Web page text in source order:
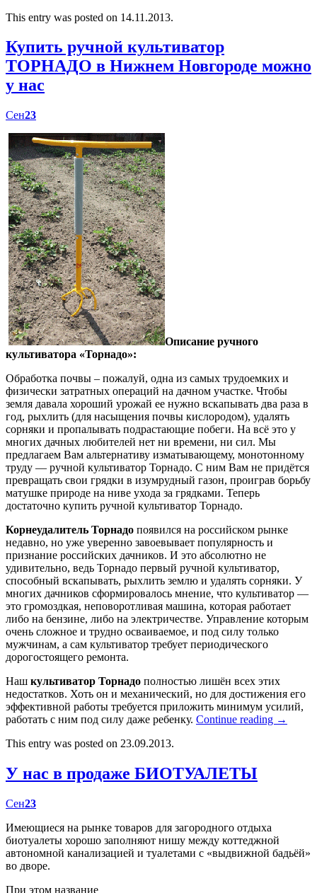
This entry was posted on 14.11.2013.
Купить ручной культиватор
ТОРНАДО в Нижнем Новгороде можно
у нас
Сен23
Описание ручного
культиватора «Торнадо»:
Обработка почвы – пожалуй, одна из самых трудоемких и
физически затратных операций на дачном участке. Чтобы
земля давала хороший урожай ее нужно вскапывать два раза в
год, рыхлить (для насыщения почвы кислородом), удалять
сорняки и пропалывать подрастающие побеги. На всё это у
многих дачных любителей нет ни времени, ни сил. Мы
предлагаем Вам альтернативу изматывающему, монотонному
труду — ручной культиватор Торнадо. С ним Вам не придётся
превращать свои грядки в изумрудный газон, проиграв борьбу
матушке природе на ниве ухода за грядками. Теперь
достаточно купить ручной культиватор Торнадо.
Корнеудалитель Торнадо появился на российском рынке
недавно, но уже уверенно завоевывает популярность и
признание российских дачников. И это абсолютно не
удивительно, ведь Торнадо первый ручной культиватор,
способный вскапывать, рыхлить землю и удалять сорняки. У
многих дачников сформировалось мнение, что культиватор —
это громоздкая, неповоротливая машина, которая работает
либо на бензине, либо на электричестве. Управление которым
очень сложное и трудно осваиваемое, и под силу только
мужчинам, а сам культиватор требует периодического
дорогостоящего ремонта.
Наш культиватор Торнадо полностью лишён всех этих
недостатков. Хоть он и механический, но для достижения его
эффективной работы требуется приложить минимум усилий,
работать с ним под силу даже ребенку. Continue reading →
This entry was posted on 23.09.2013.
У нас в продаже БИОТУАЛЕТЫ
Сен23
Имеющиеся на рынке товаров для загородного отдыха
биотуалеты хорошо заполняют нишу между коттеджной
автономной канализацией и туалетами с «выдвижной бадьёй»
во дворе.
При этом название